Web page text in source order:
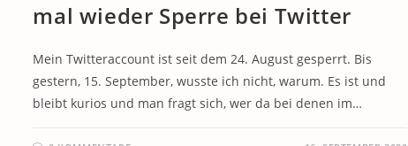
mal wieder Sperre bei Twitter
Mein Twitteraccount ist seit dem 24. August gesperrt. Bis
gestern, 15. September, wusste ich nicht, warum. Es ist und
bleibt kurios und man fragt sich, wer da bei denen im…